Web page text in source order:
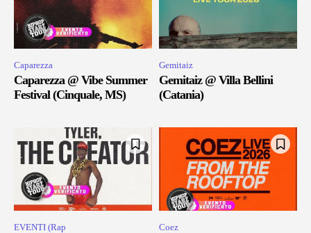
Caparezza
Caparezza @ Vibe Summer
Festival (Cinquale, MS)
Gemitaiz
Gemitaiz @ Villa Bellini
(Catania)
EVENTI (Rap Coez